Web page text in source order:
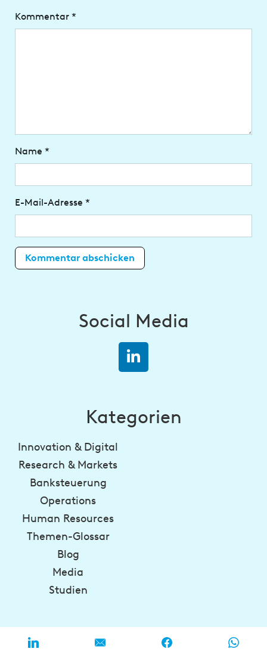
Kommentar *
Name *
E-Mail-Adresse *
Social Media
Kategorien
Innovation & Digital
Research & Markets
Banksteuerung
Operations
Human Resources
Themen-Glossar
Blog
Media
Studien
BankingHub